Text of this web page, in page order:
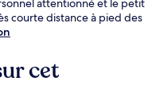
attentionné et le petit
courte distance à pied des
se trouve à 4 min et
cet